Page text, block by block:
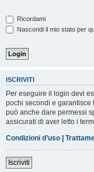
Ricordami
Nascondi il mio stato per
ISCRIVITI
Per eseguire il login devi
pochi secondi e garantisce
può anche dare permessi
assicurati di aver letto i
Condizioni d’uso |
Iscriviti